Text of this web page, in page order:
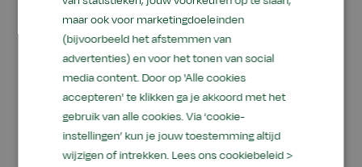
verantwoordelijk te maken voor één merk.
“Specialisten worden steeds belangrijker.”
Werkplaats en
gereedschap
maar ook voor marketingdoeleinden
(bijvoorbeeld het afstemmen van
advertenties) en voor het tonen van social
media content. Door op 'Alle cookies
accepteren' te klikken ga je akkoord met het
gebruik van alle cookies. Via ‘cookie-
instellingen’ kun je jouw toestemming altijd
wijzigen of intrekken. Lees ons cookiebeleid >